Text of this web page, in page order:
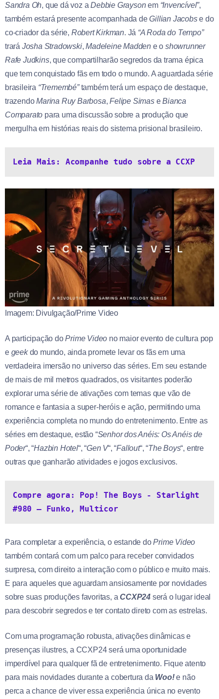
Sandra Oh, que dá voz aDebbie Graysonem “Invencível”,
também estará presente acompanhada deGillian Jacobse do
co-criador da série, Robert Kirkman. Já “A Roda do Tempo”
trará Josha Stradowski,Madeleine Madden e oshowrunner
Rafe Judkins, que compartilharão segredos da trama épica
que tem conquistado fãs em todo o mundo. A aguardada série
brasileira “Tremembé”também terá um espaço de destaque,
trazendoMarina Ruy Barbosa,Felipe SimaseBianca
Comparato para uma discussão sobre a produção que
mergulha em histórias reais do sistema prisional brasileiro.
Leia Mais: Acompanhe tudo sobre a CCXP
Imagem: Divulgação/Prime Video
A participação doPrime Video no maior evento de cultura pop
e geekdo mundo, ainda promete levar os fãs em uma
verdadeira imersão no universo das séries. Em seu estande
de mais de mil metros quadrados, os visitantes poderão
explorar uma série de ativações com temas que vão de
romance e fantasia a super-heróis e ação, permitindo uma
experiência completa no mundo do entretenimento. Entre as
séries em destaque, estão “Senhor dos Anéis: Os Anéis de
Poder“, “Hazbin Hotel“, “Gen V“, “Fallout“, “The Boys“, entre
outras que ganharão atividades e jogos exclusivos.
Compre agora: Pop! The Boys - Starlight
#980 – Funko, Multicor
Para completar a experiência, o estande doPrime Video
também contará com um palco para receber convidados
surpresa, com direito a interação com o público e muito mais.
E para aqueles que aguardam ansiosamente por novidades
sobre suas produções favoritas, aCCXP24 será o lugar ideal
para descobrir segredos e ter contato direto com as estrelas.
Com uma programação robusta, ativações dinâmicas e
presenças ilustres, a CCXP24 será uma oportunidade
imperdível para qualquer fã de entretenimento. Fique atento
para mais novidades durante a cobertura da Woo!e não
perca a chance de viver essa experiência única no evento